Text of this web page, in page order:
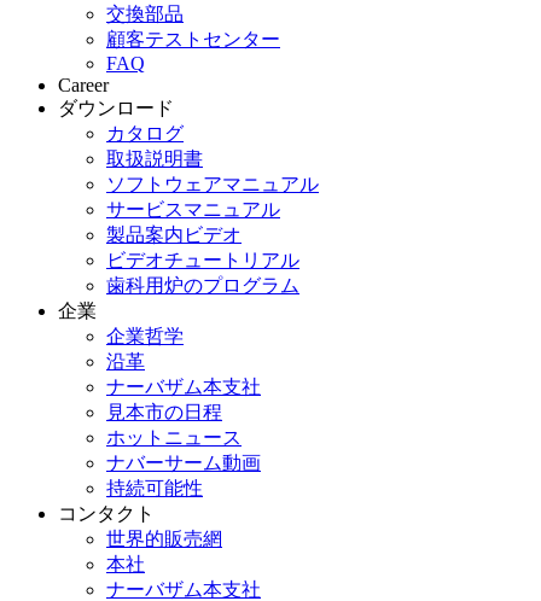
交換部品
顧客テストセンター
FAQ
Career
ダウンロード
カタログ
取扱説明書
ソフトウェアマニュアル
サービスマニュアル
製品案内ビデオ
ビデオチュートリアル
歯科用炉のプログラム
企業
企業哲学
沿革
ナーバザム本支社
見本市の日程
ホットニュース
ナバーサーム動画
持続可能性
コンタクト
世界的販売網
本社
ナーバザム本支社